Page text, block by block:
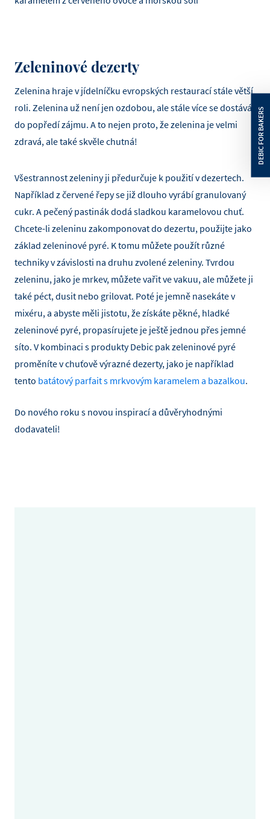
Zeleninové dezerty
Zelenina hraje v jídelníčku evropských restaurací stále větší
roli. Zelenina už není jen ozdobou, ale stále více se dostává
do popředí zájmu. A to nejen proto, že zelenina je velmi
zdravá, ale také skvěle chutná!
Všestrannost zeleniny ji předurčuje k použití v dezertech.
Například z červené řepy se již dlouho vyrábí granulovaný
cukr. A pečený pastinák dodá sladkou karamelovou chuť.
Chcete-li zeleninu zakomponovat do dezertu, použijte jako
základ zeleninové pyré. K tomu můžete použít různé
techniky v závislosti na druhu zvolené zeleniny. Tvrdou
zeleninu, jako je mrkev, můžete vařit ve vakuu, ale můžete ji
také péct, dusit nebo grilovat. Poté je jemně nasekáte v
mixéru, a abyste měli jistotu, že získáte pěkné, hladké
zeleninové pyré, propasírujete je ještě jednou přes jemné
síto. V kombinaci s produkty Debic pak zeleninové pyré
proměníte v chuťově výrazné dezerty, jako je například
tento batátový parfait s mrkvovým karamelem a bazalkou.
Do nového roku s novou inspirací a důvěryhodnými
dodavateli!